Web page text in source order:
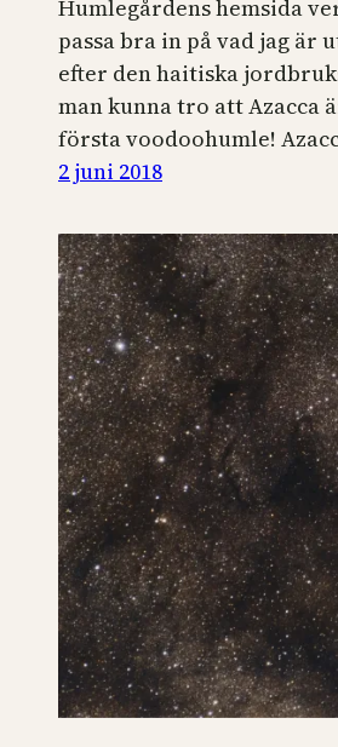
Humlegårdens hemsida
passa bra in på vad jag är
efter den haitiska
man kunna tro att Azacca
första voodoohumle!
2 juni 2018